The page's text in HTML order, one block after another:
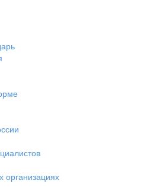
организациях